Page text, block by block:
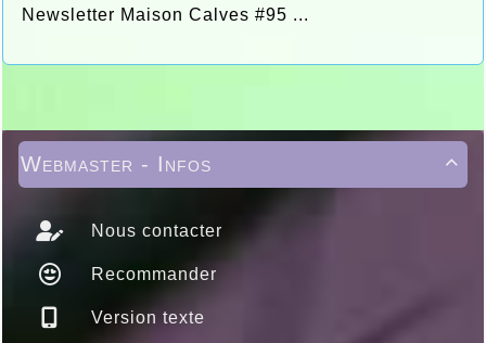
Newsletter Maison Calves #95 ...

Webmaster - Infos
Nous contacter
Recommander
Version texte